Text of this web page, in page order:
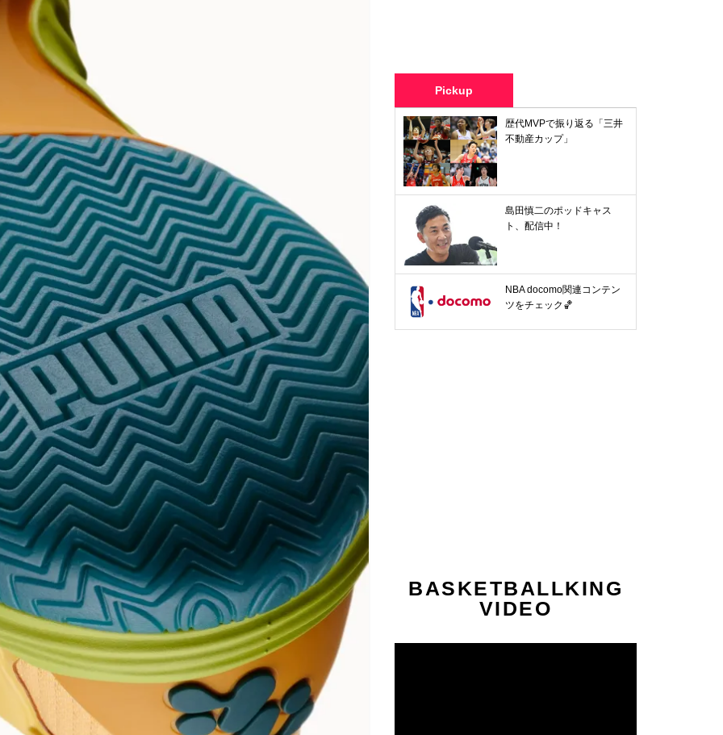
Pickup
歴代MVPで振り返る「三井
不動産カップ」
島田慎二のポッドキャス
ト、配信中！
NBA docomo関連コンテン
ツをチェック🏀
BASKETBALLKING
VIDEO